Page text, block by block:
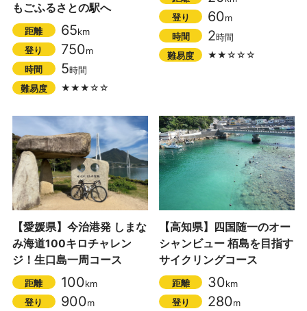
もごふるさとの駅へ
距離 65km
登り
750m
時間
5時間
難易度
★★★☆☆
登り
60m
時間
2時間
難易度
★★☆☆☆
【愛媛県】今治港発 しまな
み海道100キロチャレン
ジ！生口島一周コース
距離 100km
登り
900m
【高知県】四国随一のオー
シャンビュー 栢島を目指す
サイクリングコース
距離 30km
登り
280m